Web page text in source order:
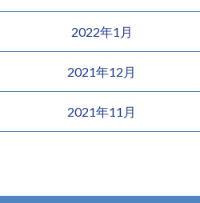
2022年1月
2021年12月
2021年11月